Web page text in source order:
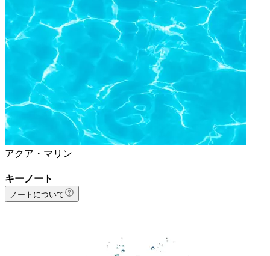
アクア・マリン
キーノート
ノートについて